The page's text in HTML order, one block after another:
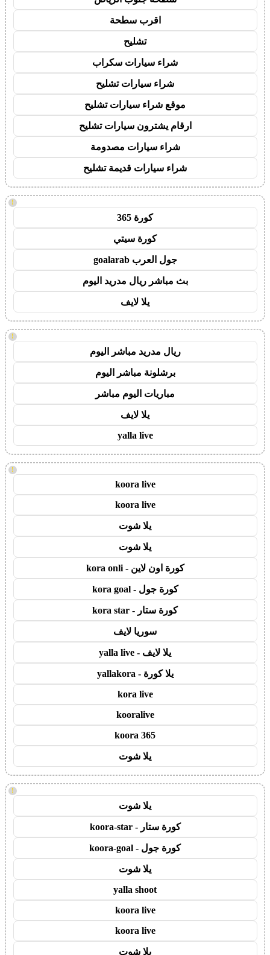
اقرب سطحة
تشليح
شراء سيارات سكراب
شراء سيارات تشليح
موقع شراء سيارات تشليح
ارقام يشترون سيارات تشليح
شراء سيارات مصدومة
شراء سيارات قديمة تشليح
!
كورة 365
كورة سيتي
جول العرب goalarab
بث مباشر ريال مدريد اليوم
يلا لايف
!
ريال مدريد مباشر اليوم
برشلونة مباشر اليوم
مباريات اليوم مباشر
يلا لايف
yalla live
!
koora live
koora live
يلا شوت
يلا شوت
كورة اون لاين - kora onli
كورة جول - kora goal
كورة ستار - kora star
سوريا لايف
يلا لايف - yalla live
يلا كورة - yallakora
kora live
kooralive
koora 365
يلا شوت
!
يلا شوت
كورة ستار - koora-star
كورة جول - koora-goal
يلا شوت
yalla shoot
koora live
koora live
يلا شوت